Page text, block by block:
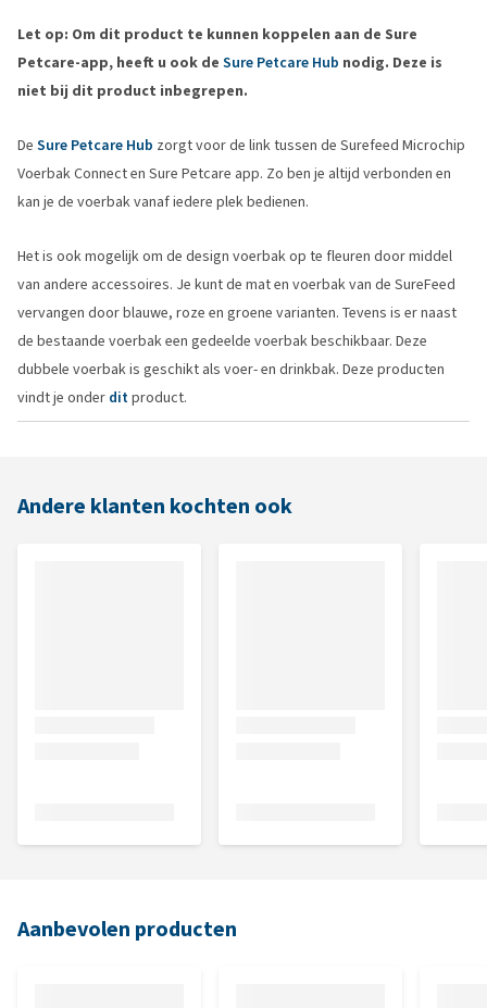
Let op: Om dit product te kunnen koppelen aan de Sure
Petcare-app, heeft u ook de Sure Petcare Hub nodig. Deze is
niet bij dit product inbegrepen.
De Sure Petcare Hub zorgt voor de link tussen de Surefeed Microchip
Voerbak Connect en Sure Petcare app. Zo ben je altijd verbonden en
kan je de voerbak vanaf iedere plek bedienen.
Het is ook mogelijk om de design voerbak op te fleuren door middel
van andere accessoires. Je kunt de mat en voerbak van de SureFeed
vervangen door blauwe, roze en groene varianten. Tevens is er naast
de bestaande voerbak een gedeelde voerbak beschikbaar. Deze
dubbele voerbak is geschikt als voer- en drinkbak. Deze producten
vindt je onder ditproduct.
Andere klanten kochten ook
Aanbevolen producten